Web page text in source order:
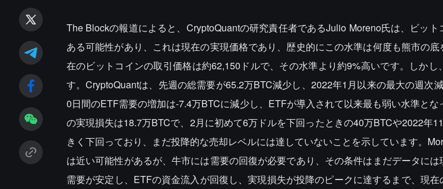
The Blockの報道によると、CryptoQuantの研究責任者であるJulio Moreno氏は、ビッ
ある可能性があり、これは現在の実現価格であり、歴史的にこの水準は何度も熊市の
在のビットコインの取引価格は約62,150ドルで、その水準より約9%高いです。しか
す。CryptoQuantは、先週の総需要が65.2万BTC減少し、2022年1月以来の最大の週次
0日間のETF需要の増加は-7.4万BTCに減少し、ETFが導入されて以来最も弱い水準と
の実現損失は18.7万BTCで、2月に初めて6万ドルを下回ったときの40万BTCや2022年
きく下回っており、まだ投降的な売却レベルには達していないことを示しています。
は近い可能性があるが、牛市には需要の回復が必要であり、その条件はまだデータに
需要が安定し、ETFの資金流入が回復し、実現損失が投降のピークに達するまで、現